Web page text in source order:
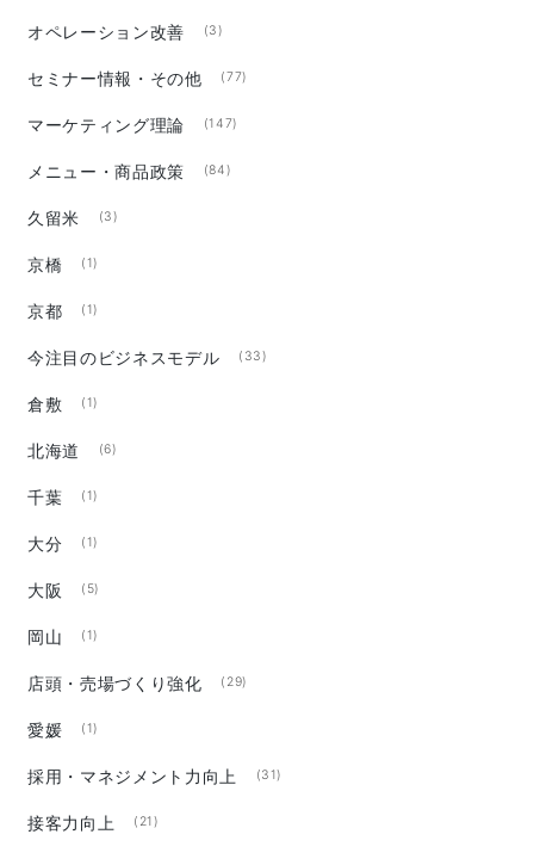
オペレーション改善 (3)
セミナー情報・その他 (77)
マーケティング理論 (147)
メニュー・商品政策 (84)
久留米 (3)
京橋 (1)
京都 (1)
今注目のビジネスモデル (33)
倉敷 (1)
北海道 (6)
千葉 (1)
大分 (1)
大阪 (5)
岡山 (1)
店頭・売場づくり強化 (29)
愛媛 (1)
採用・マネジメント力向上 (31)
接客力向上 (21)